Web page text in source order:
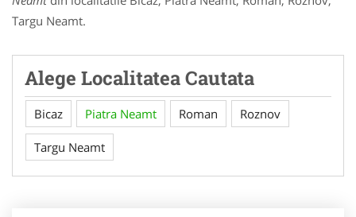
Targu Neamt.
Alege Localitatea Cautata
Bicaz Piatra Neamt Roman Roznov
Targu Neamt